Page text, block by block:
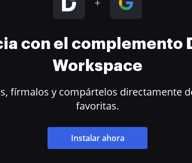
con el complemento
Workspace
fírmalos y compártelos directamente
favoritas.
Instalar ahora